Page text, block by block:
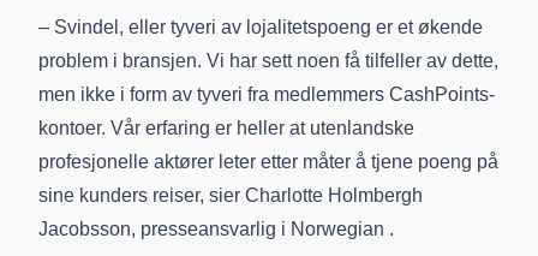
– Svindel, eller tyveri av lojalitetspoeng er et økende
problem i bransjen. Vi har sett noen få tilfeller av dette,
men ikke i form av tyveri fra medlemmers CashPoints-
kontoer. Vår erfaring er heller at utenlandske
profesjonelle aktører leter etter måter å tjene poeng på
sine kunders reiser, sier Charlotte Holmbergh
Jacobsson, presseansvarlig i Norwegian .